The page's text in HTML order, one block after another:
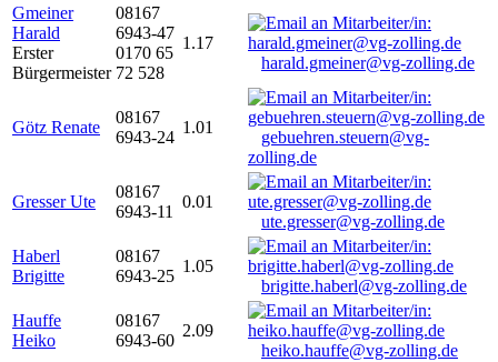
Gmeiner
Harald
Erster
Bürgermeister
08167
6943-47
0170 65
72 528
1.17
harald.gmeiner@vg-zolling.de
Götz Renate
08167
6943-24
1.01
gebuehren.steuern@vg-
zolling.de
Gresser Ute
08167
6943-11
0.01
ute.gresser@vg-zolling.de
Haberl
Brigitte
08167
6943-25
1.05
brigitte.haberl@vg-zolling.de
Hauffe
Heiko
08167
6943-60
2.09
heiko.hauffe@vg-zolling.de